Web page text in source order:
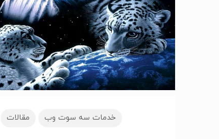
خدمات سه سوت وب مقالات